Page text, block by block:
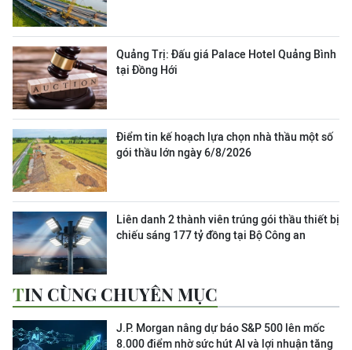
Quảng Trị: Đấu giá Palace Hotel Quảng Bình
tại Đồng Hới
Điểm tin kế hoạch lựa chọn nhà thầu một số
gói thầu lớn ngày 6/8/2026
Liên danh 2 thành viên trúng gói thầu thiết bị
chiếu sáng 177 tỷ đồng tại Bộ Công an
TIN CÙNG CHUYÊN MỤC
J.P. Morgan nâng dự báo S&P 500 lên mốc
8.000 điểm nhờ sức hút AI và lợi nhuận tăng